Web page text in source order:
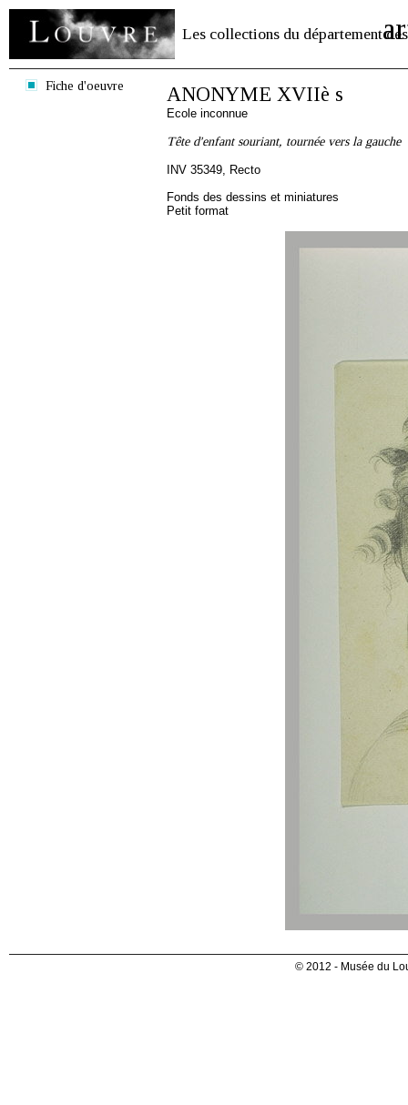
Les collections du département des
Fiche d'oeuvre ANONYME XVIIè s
Ecole inconnue
Tête d'enfant souriant, tournée vers la gauche
INV 35349, Recto
Fonds des dessins et miniatures
Petit format
© 2012 - Musée du